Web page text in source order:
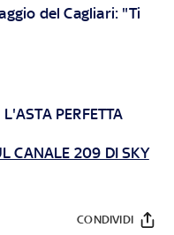
del Cagliari: "Ti
PERFETTA
CANALE 209 DI SKY
CONDIVIDI